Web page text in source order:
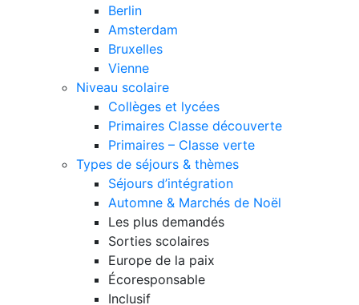
Berlin
Amsterdam
Bruxelles
Vienne
Niveau scolaire
Collèges et lycées
Primaires Classe découverte
Primaires – Classe verte
Types de séjours & thèmes
Séjours d’intégration
Automne & Marchés de Noël
Les plus demandés
Sorties scolaires
Europe de la paix
Écoresponsable
Inclusif